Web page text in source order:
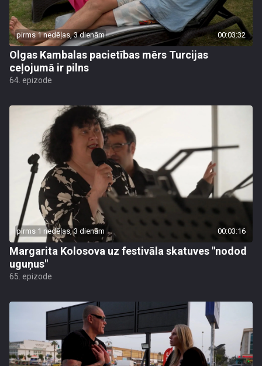
pirms 1 nedēļas, 3 dienām 00:03:32
Olgas Kambalas pacietības mērs Turcijas
ceļojumā ir pilns
64. epizode
pirms 1 nedēļas, 3 dienām 00:03:16
Margarita Kolosova uz festivāla skatuves "nodod
uguņus"
65. epizode